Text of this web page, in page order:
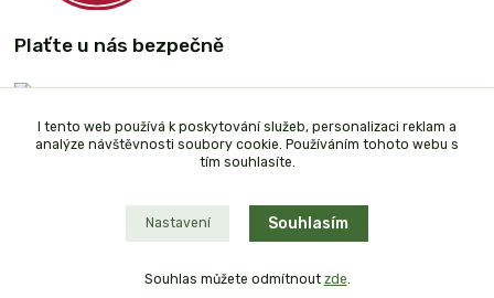
Plaťte u nás bezpečně
I tento web používá k poskytování služeb, personalizaci reklam a
analýze návštěvnosti soubory cookie. Používáním tohoto webu s
tím souhlasíte.
Nastavení Souhlasím
Souhlas můžete odmítnout zde